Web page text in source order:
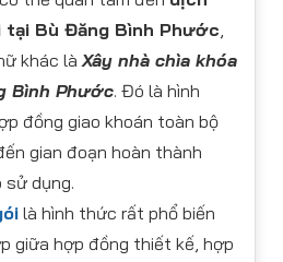
tại Bù Đăng Bình Phước,
khác làXây nhà chìa khóa
Bình Phước. Đó là hình
đồng giao khoán toàn bộ
gian đoạn hoàn thành
sử dụng.
là hình thức rất phổ biến
giữa hợp đồng thiết kế, hợp